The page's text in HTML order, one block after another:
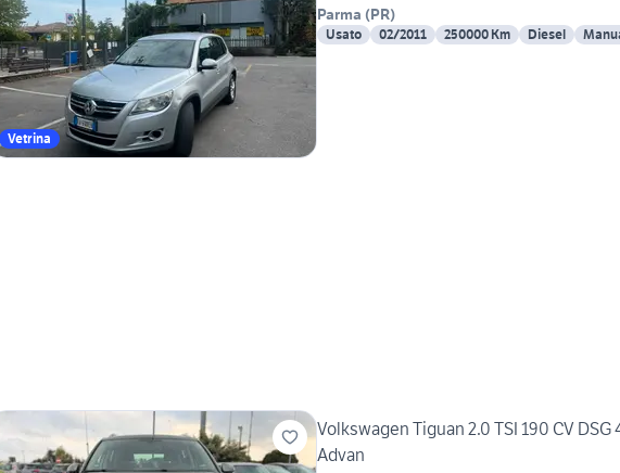
Vetrina
Parma (PR)
Usato 02/2011 250000 Km Diesel
Volkswagen Tiguan 2.0 TSI 190 CV DSG
Advan